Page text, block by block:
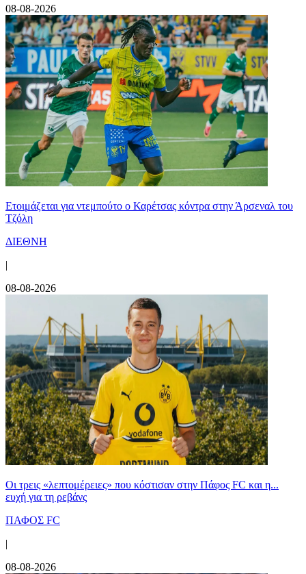
08-08-2026
Ετοιμάζεται για ντεμπούτο ο Καρέτσας κόντρα στην Άρσεναλ του
Τζόλη
ΔΙΕΘΝΗ
|
08-08-2026
Οι τρεις «λεπτομέρειες» που κόστισαν στην Πάφος FC και η...
ευχή για τη ρεβάνς
ΠΑΦΟΣ FC
|
08-08-2026